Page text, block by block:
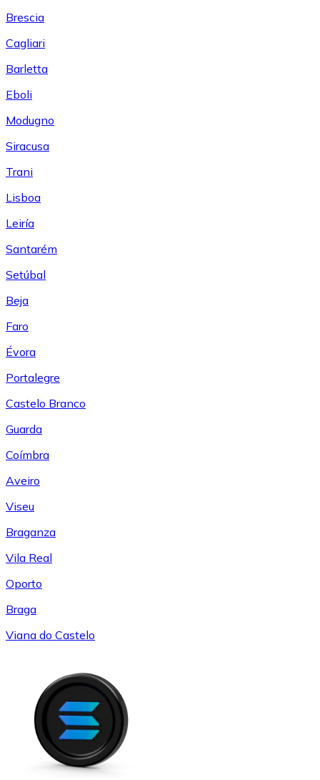
Brescia
Cagliari
Barletta
Eboli
Modugno
Siracusa
Trani
Lisboa
Leiría
Santarém
Setúbal
Beja
Faro
Évora
Portalegre
Castelo Branco
Guarda
Coímbra
Aveiro
Viseu
Braganza
Vila Real
Oporto
Braga
Viana do Castelo